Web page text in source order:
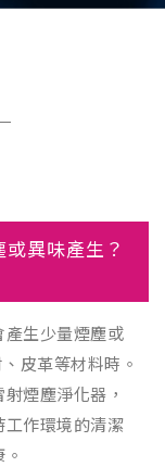
異味產生？
產生少量煙塵或
皮革等材料時。
煙塵淨化器，
作環境的清潔